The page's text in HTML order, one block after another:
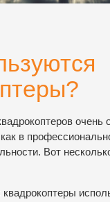
в
Вот
квадрокоптеры